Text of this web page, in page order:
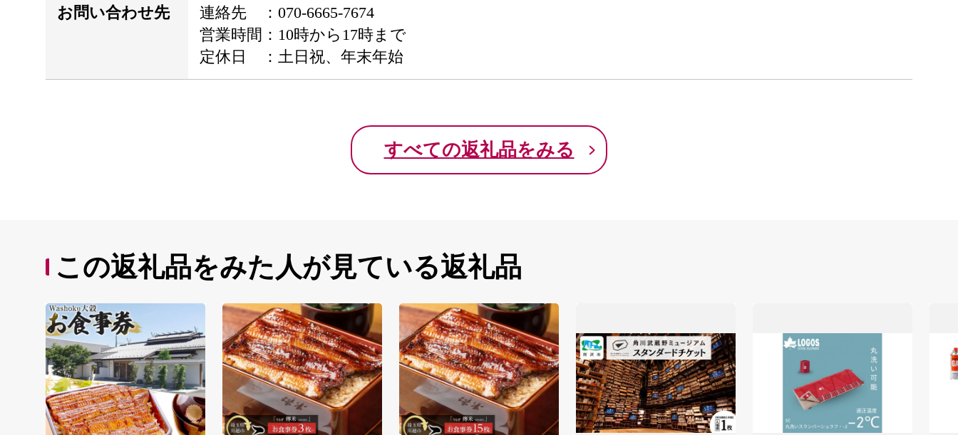
お問い合わせ先
連絡先 ：070-6665-7674
営業時間：10時から17時まで
定休日 ：土日祝、年末年始
すべての返礼品をみる
この返礼品をみた人が見ている返礼品